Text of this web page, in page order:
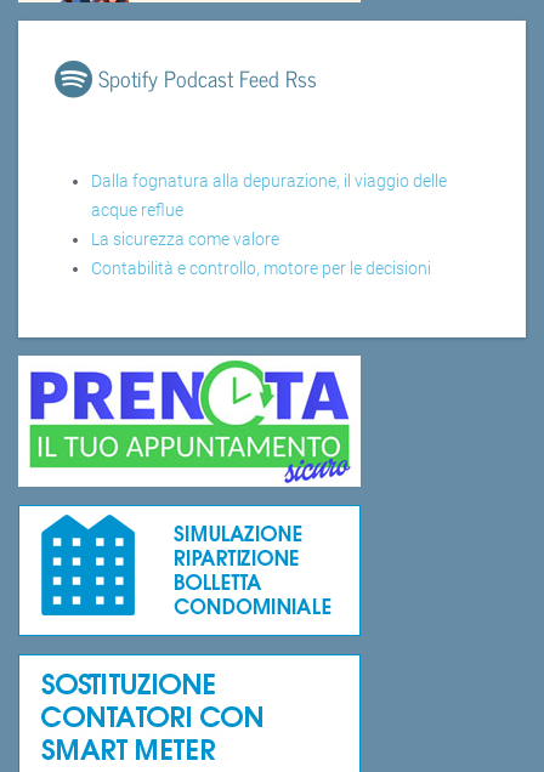
Spotify Podcast Feed Rss
Dalla fognatura alla depurazione, il viaggio delle
acque reflue
La sicurezza come valore
Contabilità e controllo, motore per le decisioni